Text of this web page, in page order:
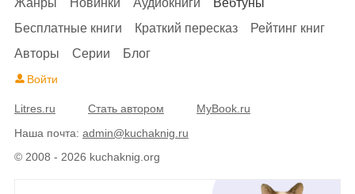
© 2008 - 2026 kuchaknig.org
Жанры Новинки Аудиокниги
Вебтуны
Бесплатные книги
Краткий пересказ
Рейтинг книг
Авторы
Серии Блог
Войти
Litres.ru Стать автором
MyBook.ru
Наша почта: admin@kuchaknig.ru